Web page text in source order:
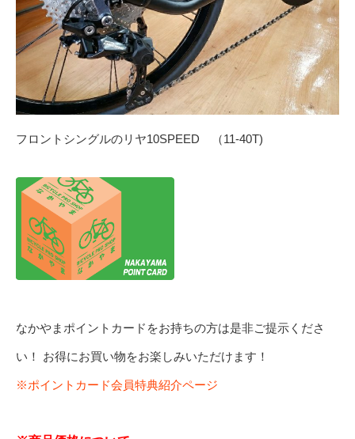
フロントシングルのリヤ10SPEED （11-40T)
なかやまポイントカードをお持ちの方は是非ご提示くださ
い！ お得にお買い物をお楽しみいただけます！
※ポイントカード会員特典紹介ページ